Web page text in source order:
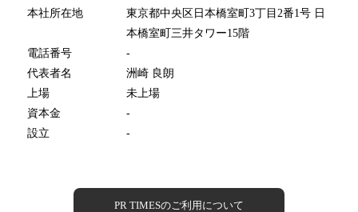
本社所在地
東京都中央区日本橋室町3丁目2番1号 日
本橋室町三井タワー15階
電話番号
-
代表者名
洲崎 良朗
上場
未上場
資本金
-
設立
-
PR TIMESのご利用について